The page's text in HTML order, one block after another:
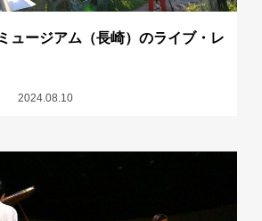
ュージアム（長崎）のライブ・レ
2024.08.10